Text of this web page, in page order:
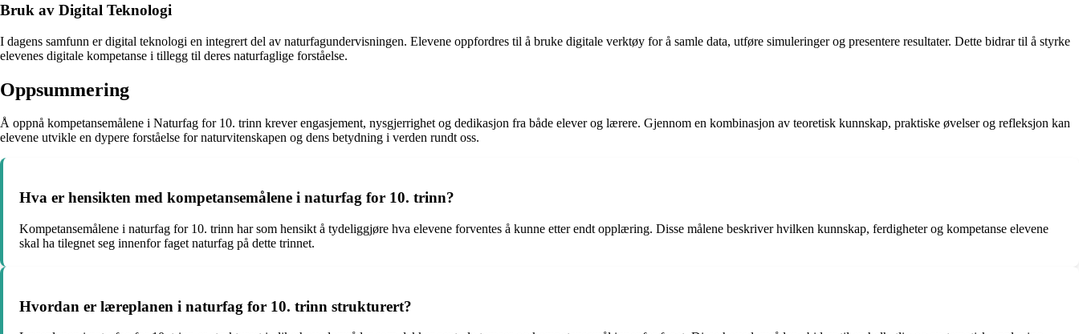
Bruk av Digital Teknologi
I dagens samfunn er digital teknologi en integrert del av naturfagundervisningen. Elevene oppfordres til å bruke digitale verktøy for å samle data, utføre simuleringer og presentere resultater. Dette bidrar til å styrke
elevenes digitale kompetanse i tillegg til deres naturfaglige forståelse.
Oppsummering
Å oppnå kompetansemålene i Naturfag for 10. trinn krever engasjement, nysgjerrighet og dedikasjon fra både elever og lærere. Gjennom en kombinasjon av teoretisk kunnskap, praktiske øvelser og refleksjon kan
elevene utvikle en dypere forståelse for naturvitenskapen og dens betydning i verden rundt oss.
Hva er hensikten med kompetansemålene i naturfag for 10. trinn?
Kompetansemålene i naturfag for 10. trinn har som hensikt å tydeliggjøre hva elevene forventes å kunne etter endt opplæring. Disse målene beskriver hvilken kunnskap, ferdigheter og kompetanse elevene
skal ha tilegnet seg innenfor faget naturfag på dette trinnet.
Hvordan er læreplanen i naturfag for 10. trinn strukturert?